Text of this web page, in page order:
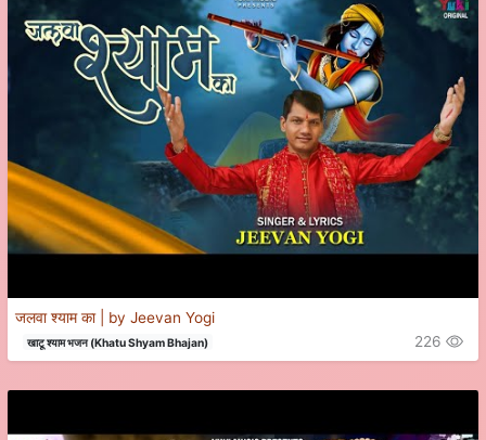
जलवा श्याम का | by Jeevan Yogi
खाटू श्याम भजन (Khatu Shyam Bhajan) 226